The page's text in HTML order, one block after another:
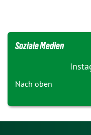
Soziale Medien
Nach oben